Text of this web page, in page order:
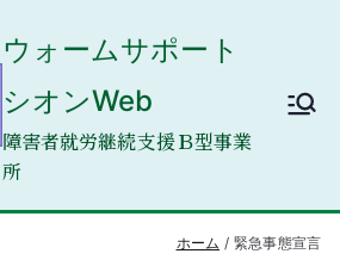
ウォームサポート
シオンWeb
障害者就労継続支援Ｂ型事業
所
ホーム 緊急事態宣言